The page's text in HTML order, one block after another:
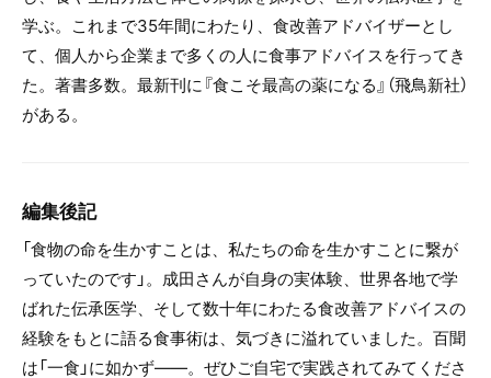
学ぶ。これまで35年間にわたり、食改善アドバイザーとし
て、個人から企業まで多くの人に食事アドバイスを行ってき
た。著書多数。最新刊に『食こそ最高の薬になる』（飛鳥新社）
がある。
編集後記
「食物の命を生かすことは、私たちの命を生かすことに繋が
っていたのです」。成田さんが自身の実体験、世界各地で学
ばれた伝承医学、そして数十年にわたる食改善アドバイスの
経験をもとに語る食事術は、気づきに溢れていました。百聞
は「一食」に如かず――。ぜひご自宅で実践されてみてくださ